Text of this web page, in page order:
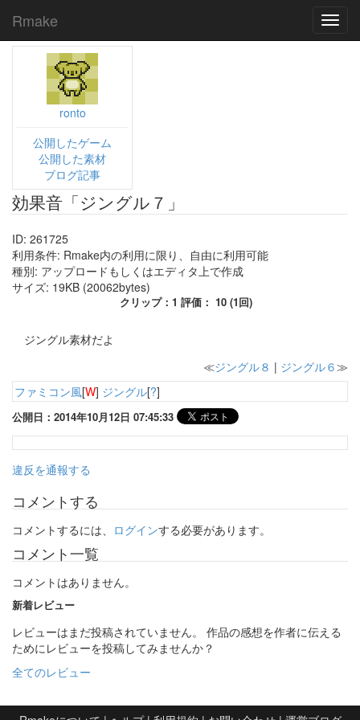
Rmake
ronto
公開したゲーム
公開した素材
ブログ記事
効果音「ジングル７」
ID: 261725
利用条件: Rmake内の利用に限り、自由に利用可能
種別: アップロードもしくはエディタ上で作成
サイズ: 19KB (20062bytes)
クリップ：1 評価： 10 (1回)
ジングル素材だよ
≪ジングル８ | ジングル６≫
ファミコン風[W] ジングル[?]
公開日：2014年10月12日 07:45:33
違反を通報する
コメントする
コメントするには、 ログインする必要があります。
コメント一覧
コメントはありません。
新着レビュー
レビューはまだ投稿されていません。 作品の感想を作者に伝える
ためにレビューを投稿してみませんか？
全てのレビュー